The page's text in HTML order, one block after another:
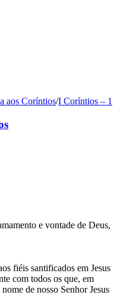
aos Coríntios/I Coríntios – 1
e vontade de Deus,
fiéis santificados em Jesus
com todos os que, em
de nosso Senhor Jesus